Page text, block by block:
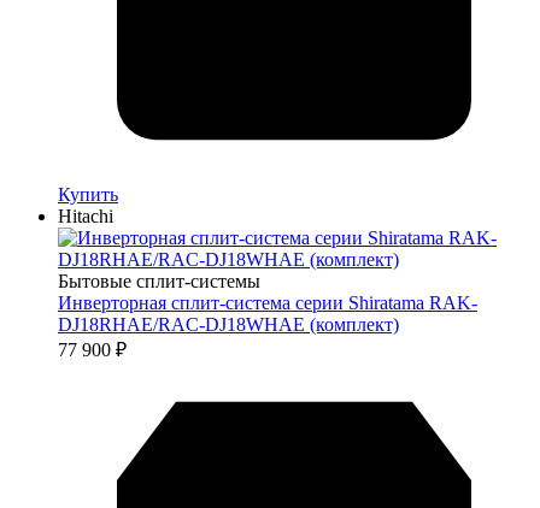
Купить
Hitachi
Бытовые сплит-системы
Инверторная сплит-система серии Shiratama RAK-
DJ18RHAE/RAC-DJ18WHAE (комплект)
77 900 ₽